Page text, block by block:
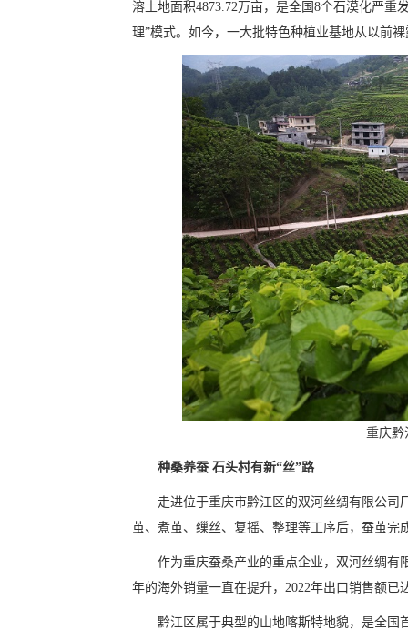
溶土地面积4873.72万亩，是全国8个石漠化严
理”模式。如今，一大批特色种植业基地从以前
重庆黔
种桑养蚕 石头村有新“丝”路
走进位于重庆市黔江区的双河丝绸有限公司
茧、煮茧、缫丝、复摇、整理等工序后，蚕茧
作为重庆蚕桑产业的重点企业，双河丝绸有
年的海外销量一直在提升，2022年出口销售额已
黔江区属于典型的山地喀斯特地貌，是全国